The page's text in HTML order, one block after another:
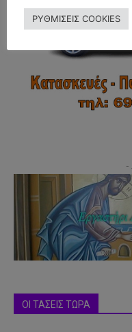
-
ΟΙ ΤΑΣΕΙΣ ΤΩΡΑ
ΡΥΘΜΙΣΕΙΣ COOKIES